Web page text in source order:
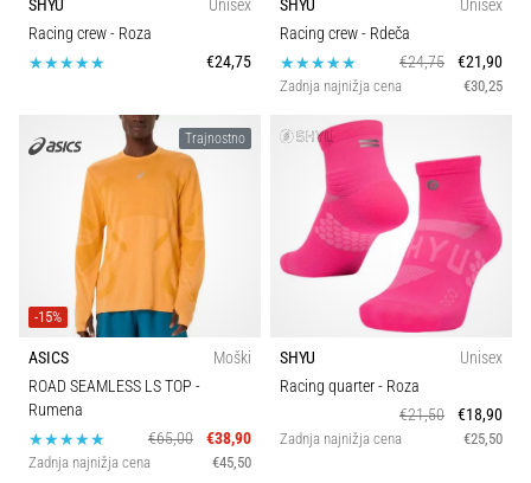
SHYU
Unisex
Racing crew- Roza
€24,75
SHYU
Unisex
Racing crew- Rdeča
€24,75
€21,90
Zadnja najnižja cena €30,25
Trajnostno
-15%
ASICS
Moški
ROAD SEAMLESS LS TOP -
Rumena
€65,00
€38,90
Zadnja najnižja cena €45,50
SHYU
Unisex
Racing quarter- Roza
€21,50
€18,90
Zadnja najnižja cena €25,50